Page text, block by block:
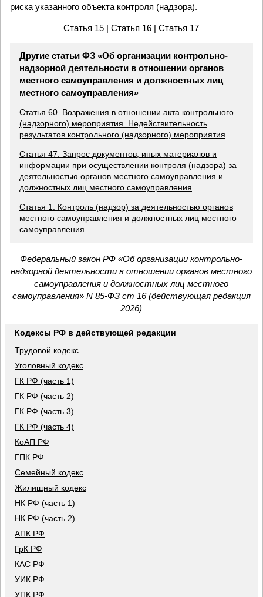
риска указанного объекта контроля (надзора).
Статья 15 | Статья 16 |Статья 17
Другие статьи ФЗ «Об организации контрольно-
надзорной деятельности в отношении органов
местного самоуправления и должностных лиц
местного самоуправления»
Статья 60. Возражения в отношении акта контрольного
(надзорного) мероприятия. Недействительность
результатов контрольного (надзорного) мероприятия
Статья 47. Запрос документов, иных материалов и
информации при осуществлении контроля (надзора) за
деятельностью органов местного самоуправления и
должностных лиц местного самоуправления
Статья 1. Контроль (надзор) за деятельностью органов
местного самоуправления и должностных лиц местного
самоуправления
Федеральный закон РФ «Об организации контрольно-
надзорной деятельности в отношении органов местного
самоуправления и должностных лиц местного
самоуправления» N 85-ФЗ ст 16 (действующая редакция
2026)
Кодексы РФ в действующей редакции
Трудовой кодекс
Уголовный кодекс
ГК РФ (часть 1)
ГК РФ (часть 2)
ГК РФ (часть 3)
ГК РФ (часть 4)
КоАП РФ
ГПК РФ
Семейный кодекс
Жилищный кодекс
НК РФ (часть 1)
НК РФ (часть 2)
АПК РФ
ГрК РФ
КАС РФ
УИК РФ
УПК РФ